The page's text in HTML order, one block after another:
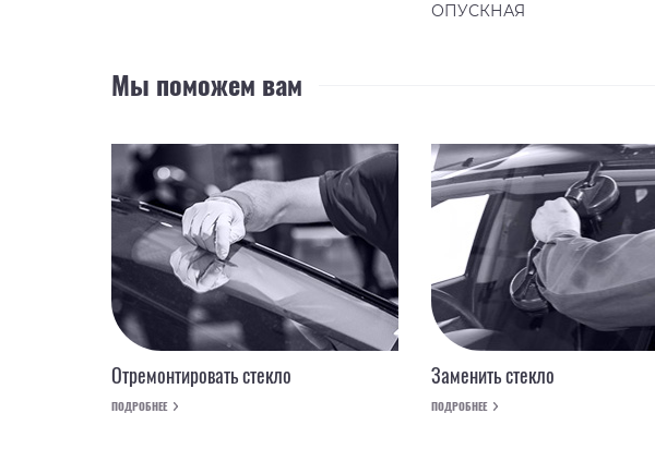
ОПУСКНАЯ
Мы поможем вам
Отремонтировать стекло
ПОДРОБНЕЕ
Заменить стекло
ПОДРОБНЕЕ